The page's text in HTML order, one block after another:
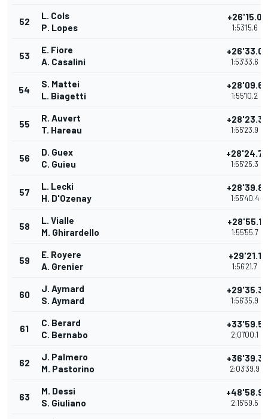
52
L. Cols
P. Lopes
+26'15.0
1:53'15.6
53
E. Fiore
A. Casalini
+26'33.0
1:53'33.6
54
S. Mattei
L. Biagetti
+28'09.6
1:55'10.2
55
R. Auvert
T. Hareau
+28'23.3
1:55'23.9
56
D. Guex
C. Guieu
+28'24.7
1:55'25.3
57
L. Lecki
H. D'Ozenay
+28'39.8
1:55'40.4
58
L. Vialle
M. Ghirardello
+28'55.1
1:55'55.7
59
E. Royere
A. Grenier
+29'21.1
1:56'21.7
60
J. Aymard
S. Aymard
+29'35.3
1:56'35.9
61
C. Berard
C. Bernabo
+33'59.5
2:01'00.1
62
J. Palmero
M. Pastorino
+36'39.3
2:03'39.9
63
M. Dessi
S. Giuliano
+48'58.9
2:15'59.5